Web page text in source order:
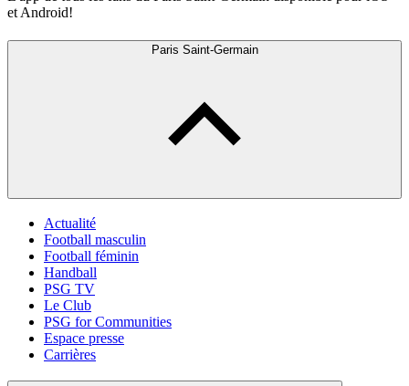
et Android!
Paris Saint-Germain
Actualité
Football masculin
Football féminin
Handball
PSG TV
Le Club
PSG for Communities
Espace presse
Carrières